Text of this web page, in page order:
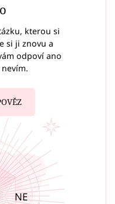
kterou si
si ji znovu a
odpoví ano
NE